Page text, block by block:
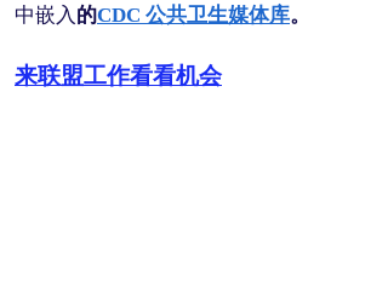
中嵌入 的CDC 公共卫生媒体库。
来联盟工作看看机会